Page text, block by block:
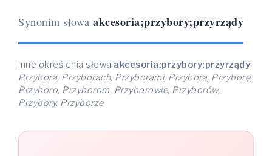
Synonim słowa akcesoria;przybory;przyrządy
Inne określenia słowa akcesoria;przybory;przyrządy:
Przybora, Przyborach, Przyborami, Przyborą, Przyborę,
Przyboro, Przyborom, Przyborowie, Przyborów,
Przybory, Przyborze